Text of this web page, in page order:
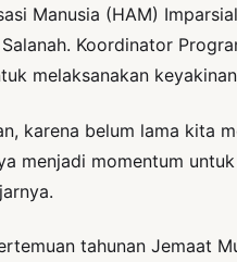
Manusia (HAM)
Koordinator
melaksanakan
karena belum lama kita
menjadi momentum
tahunan Jemaat